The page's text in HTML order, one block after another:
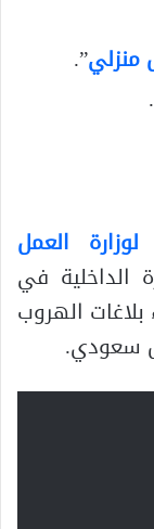
منزلي”.
لوزارة العمل
الداخلية في
الهروب